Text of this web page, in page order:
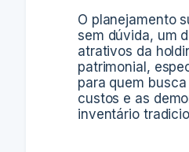
O planejamento
sem dúvida, um
atrativos da
patrimonial,
para quem
custos e as
inventário